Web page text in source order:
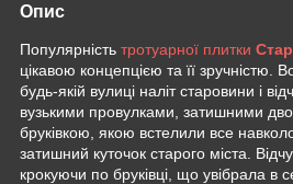
Опис
Популярність тротуарної плитки
цікавою концепцією та її зручністю.
будь-якій вулиці наліт старовини і
вузькими провулками, затишними
бруківкою, якою встелили все
затишний куточок старого міста.
крокуючи по бруківці, що увібрала в